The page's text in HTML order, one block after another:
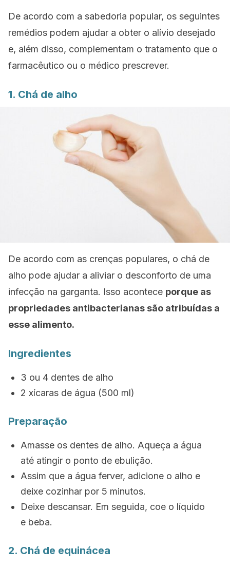
De acordo com a sabedoria popular, os seguintes
remédios podem ajudar a obter o alívio desejado
e, além disso, complementam o tratamento que o
farmacêutico ou o médico prescrever.
1. Chá de alho
De acordo com as crenças populares, o chá de
alho pode ajudar a aliviar o desconforto de uma
infecção na garganta. Isso acontece porque as
propriedades antibacterianas são atribuídas a
esse alimento.
Ingredientes
3 ou 4 dentes de alho
2 xícaras de água (500 ml)
Preparação
Amasse os dentes de alho. Aqueça a água
até atingir o ponto de ebulição.
Assim que a água ferver, adicione o alho e
deixe cozinhar por 5 minutos.
Deixe descansar. Em seguida, coe o líquido
e beba.
2. Chá de equinácea